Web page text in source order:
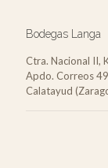
Bodegas Langa
Ctra. Nacional II,
Apdo. Correos
Calatayud